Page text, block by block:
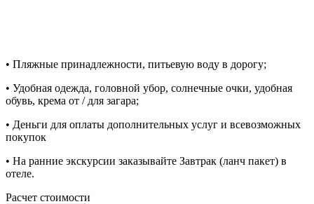
• Пляжные принадлежности, питьевую воду в дорогу;
• Удобная одежда, головной убор, солнечные очки, удобная
обувь, крема от / для загара;
• Деньги для оплаты дополнительных услуг и всевозможных
покупок
• На ранние экскурсии заказывайте Завтрак (ланч пакет) в
отеле.
Расчет стоимости